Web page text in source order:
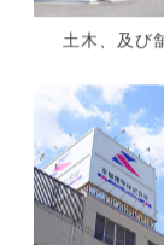
土木、及び